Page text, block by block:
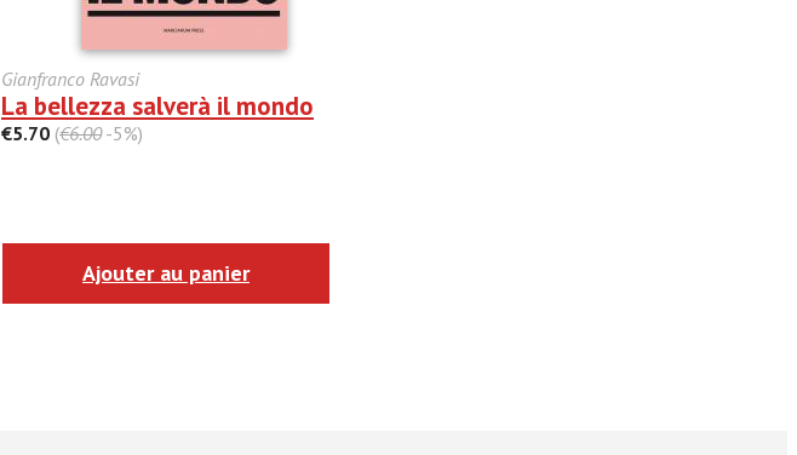
Gianfranco Ravasi
La bellezza salverà il mondo
€5.70 (€6.00-5%)
Ajouter au panier